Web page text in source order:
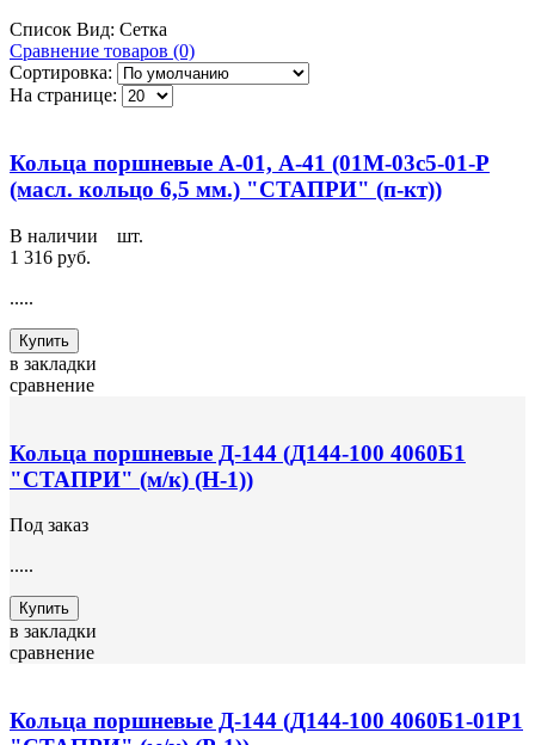
Список Вид: Сетка
Сравнение товаров (0)
Сортировка:
На странице:
Кольца поршневые А-01, А-41 (01М-03с5-01-Р
(масл. кольцо 6,5 мм.) "СТАПРИ" (п-кт))
В наличии
шт.
1 316 руб.
.....
Купить
в закладки
сравнение
Кольца поршневые Д-144 (Д144-100 4060Б1
"СТАПРИ" (м/к) (Н-1))
Под заказ
.....
Купить
в закладки
сравнение
Кольца поршневые Д-144 (Д144-100 4060Б1-01Р1